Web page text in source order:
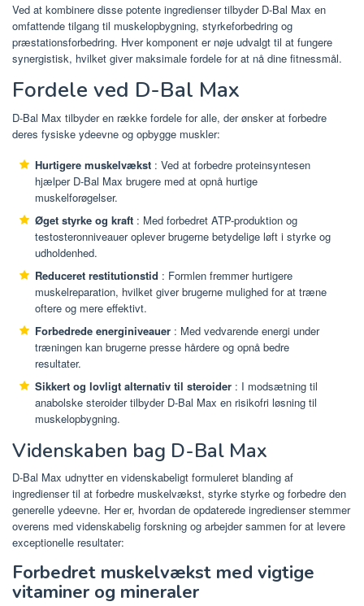
Ved at kombinere disse potente ingredienser tilbyder D-Bal Max en
omfattende tilgang til muskelopbygning, styrkeforbedring og
præstationsforbedring. Hver komponent er nøje udvalgt til at fungere
synergistisk, hvilket giver maksimale fordele for at nå dine fitnessmål.
Fordele ved D-Bal Max
D-Bal Max tilbyder en række fordele for alle, der ønsker at forbedre
deres fysiske ydeevne og opbygge muskler:
Hurtigere muskelvækst : Ved at forbedre proteinsyntesen
hjælper D-Bal Max brugere med at opnå hurtige
muskelforøgelser.
Øget styrke og kraft : Med forbedret ATP-produktion og
testosteronniveauer oplever brugerne betydelige løft i styrke og
udholdenhed.
Reduceret restitutionstid : Formlen fremmer hurtigere
muskelreparation, hvilket giver brugerne mulighed for at træne
oftere og mere effektivt.
Forbedrede energiniveauer : Med vedvarende energi under
træningen kan brugerne presse hårdere og opnå bedre
resultater.
Sikkert og lovligt alternativ til steroider : I modsætning til
anabolske steroider tilbyder D-Bal Max en risikofri løsning til
muskelopbygning.
Videnskaben bag D-Bal Max
D-Bal Max udnytter en videnskabeligt formuleret blanding af
ingredienser til at forbedre muskelvækst, styrke styrke og forbedre den
generelle ydeevne. Her er, hvordan de opdaterede ingredienser stemmer
overens med videnskabelig forskning og arbejder sammen for at levere
exceptionelle resultater:
Forbedret muskelvækst med vigtige
vitaminer og mineraler